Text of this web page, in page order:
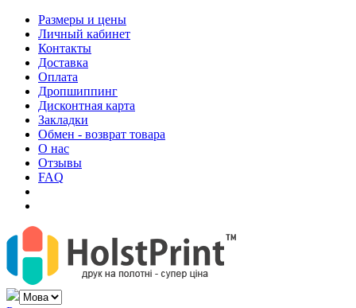
Размеры и цены
Личный кабинет
Контакты
Доставка
Оплата
Дропшиппинг
Дисконтная карта
Закладки
Обмен - возврат товара
О нас
Отзывы
FAQ